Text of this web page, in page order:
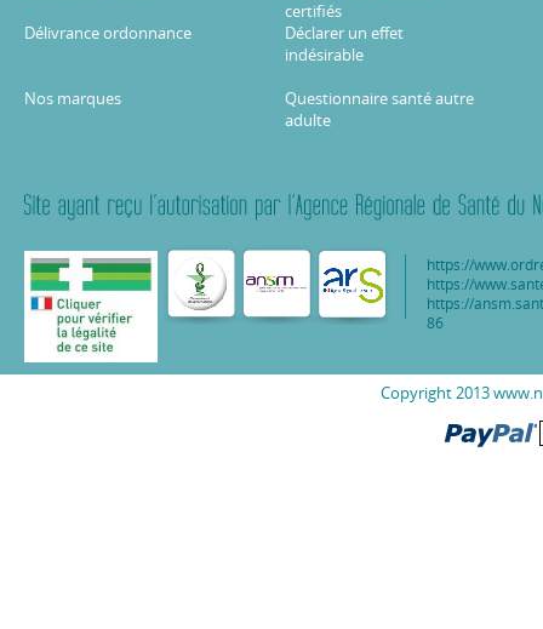
certifiés
Délivrance ordonnance
Déclarer un effet
indésirable
Nos marques
Questionnaire santé autre
adulte
https://
https://
https://
86
Copyright 2013